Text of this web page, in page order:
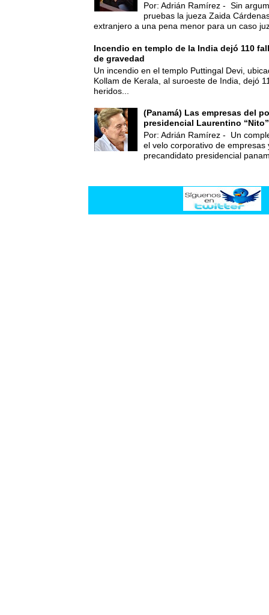
Por: Adrián Ramírez - Sin
pruebas la jueza Zaida
extranjero a una pena menor para un caso
Incendio en templo de la India dejó 110
de gravedad
Un incendio en el templo Puttingal Devi,
Kollam de Kerala, al suroeste de India, dejó
heridos...
(Panamá) Las empresas del
presidencial Laurentino
Por: Adrián Ramírez - Un
el velo corporativo de empresas
precandidato presidencial